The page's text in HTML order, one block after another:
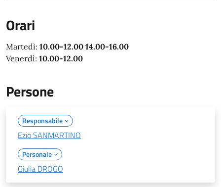
Orari
Martedì: 10.00-12.00 14.00-16.00
Venerdì: 10.00-12.00
Persone
Responsabile
Ezio SANMARTINO
Personale
Giulia DROGO